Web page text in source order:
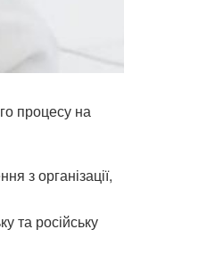
процесу на
з організації,
та російську